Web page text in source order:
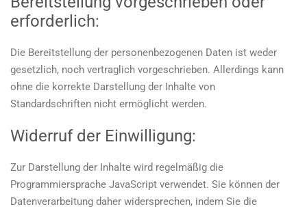
erforderlich:
Die Bereitstellung der personenbezogenen Daten ist weder
gesetzlich, noch vertraglich vorgeschrieben. Allerdings kann
ohne die korrekte Darstellung der Inhalte von
Standardschriften nicht ermöglicht werden.
Widerruf der Einwilligung:
Zur Darstellung der Inhalte wird regelmäßig die
Programmiersprache JavaScript verwendet. Sie können der
Datenverarbeitung daher widersprechen, indem Sie die